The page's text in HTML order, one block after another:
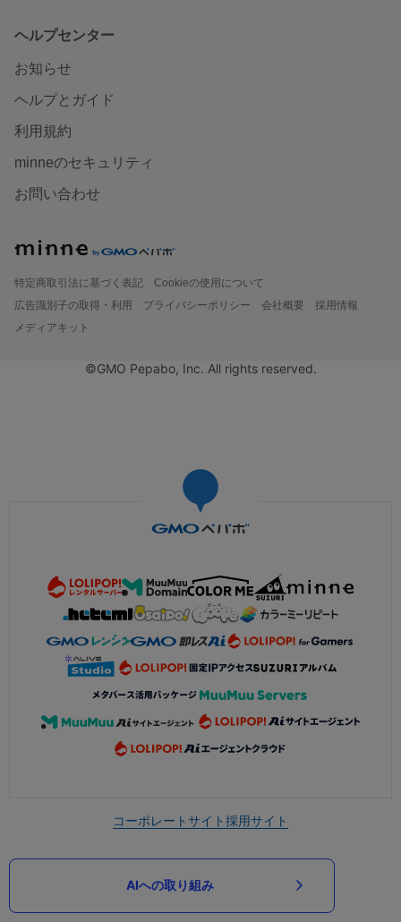
ヘルプセンター
お知らせ
ヘルプとガイド
利用規約
minneのセキュリティ
お問い合わせ
特定商取引法に基づく表記
Cookieの使用について
広告識別子の取得・利用
プライバシーポリシー 会社概要
採用情報
メディアキット
©GMO Pepabo, Inc. All rights reserved.
コーポレートサイト採用サイト
AIへの取り組み